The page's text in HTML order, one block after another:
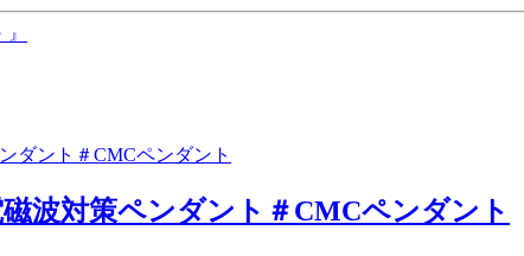
波対策ペンダント＃CMCペンダント